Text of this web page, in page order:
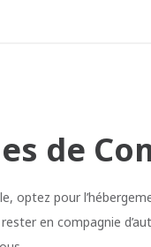
de
pour
en compagnie